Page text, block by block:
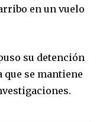
en un vuelo
su detención
que se mantiene